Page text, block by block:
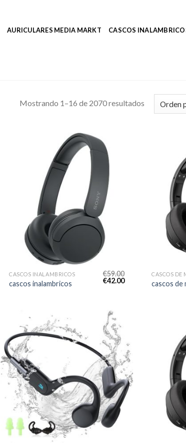
AURICULARES MEDIA MARKT CASCOS
Mostrando 1–16 de 2070 resultados
CASCOS INALAMBRICOS
cascos inalambricos
€59.00
€42.00
CASCOS DE
cascos de